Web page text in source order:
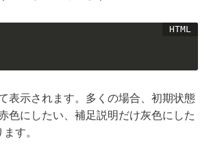
表示されます。多くの場合、初期状態
色にしたい、補足説明だけ灰色にした
す。